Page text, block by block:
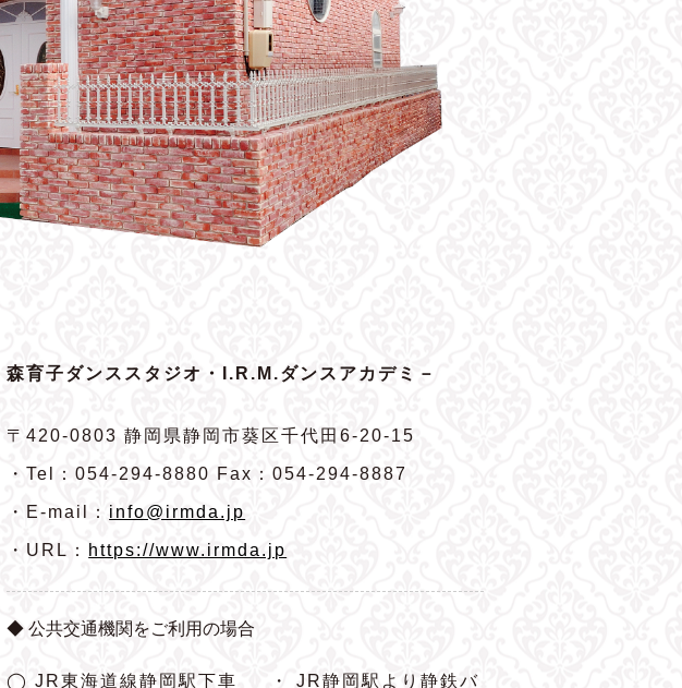
森育子ダンススタジオ・I.R.M.ダンスアカデミ－
〒420-0803静岡県静岡市葵区千代田6-20-15
・Tel：054-294-8880 Fax：054-294-8887
・E-mail： info@irmda.jp
・URL： https://www.irmda.jp
◆ 公共交通機関をご利用の場合
◯ JR東海道線静岡駅下車 ・ JR静岡駅より静鉄バ